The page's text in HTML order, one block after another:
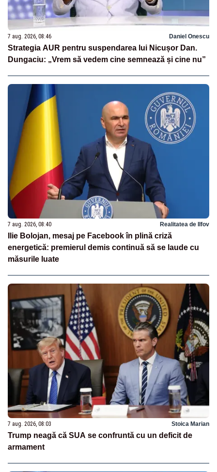
7 aug. 2026, 08:46 Daniel Onescu
Strategia AUR pentru suspendarea lui Nicușor Dan.
Dungaciu: „Vrem să vedem cine semnează și cine nu”
7 aug. 2026, 08:40 Realitatea de Ilfov
Ilie Bolojan, mesaj pe Facebook în plină criză
energetică: premierul demis continuă să se laude cu
măsurile luate
7 aug. 2026, 08:03 Stoica Marian
Trump neagă că SUA se confruntă cu un deficit de
armament